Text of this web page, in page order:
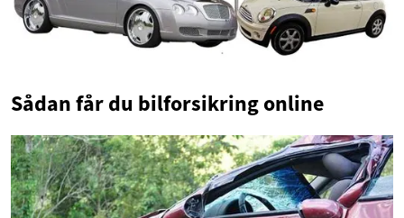
Sådan får du bilforsikring online